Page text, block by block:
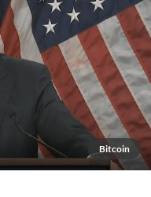
Bitcoin